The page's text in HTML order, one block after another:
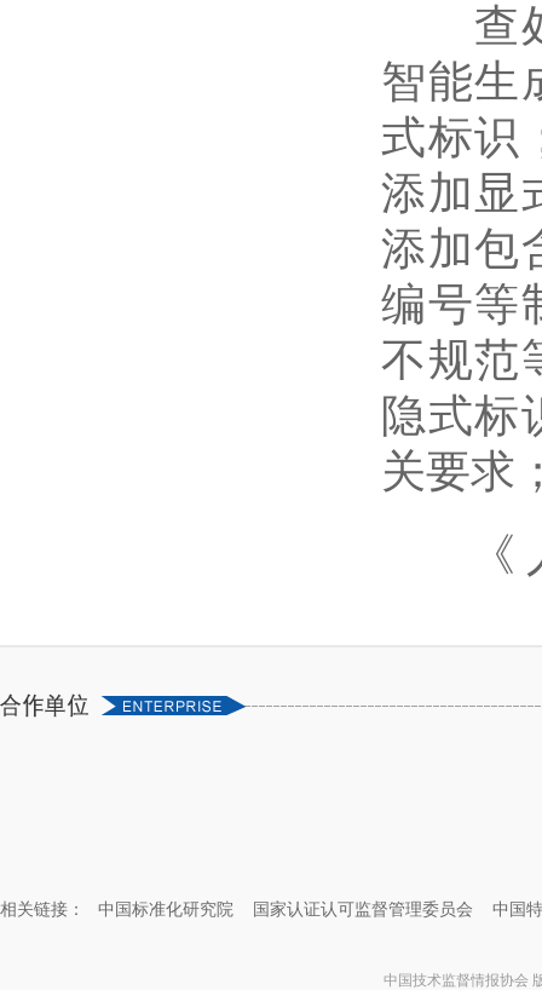
查处
智能生
式标识
添加显
添加包
编号等
不规范
隐式标
关要求
《 人
相关链接： 中国标准化研究院 国家认证认可监督管理委员会 中国
中国技术监督情报协会